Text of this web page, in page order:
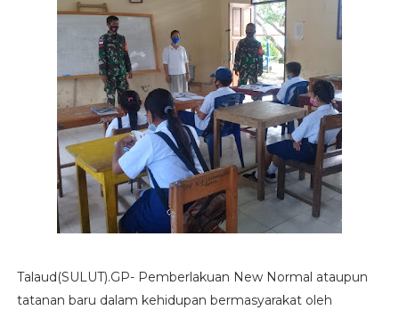
Talaud(SULUT).GP- Pemberlakuan New Normal ataupun
tatanan baru dalam kehidupan bermasyarakat oleh